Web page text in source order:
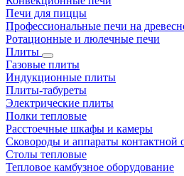
Печи для пиццы
Профессиональные печи на
Ротационные и люлечные печи
Плиты
Газовые плиты
Индукционные плиты
Плиты-табуреты
Электрические плиты
Полки тепловые
Расстоечные шкафы и камеры
Сковороды и аппараты контактной
Столы тепловые
Тепловое камбузное оборудование